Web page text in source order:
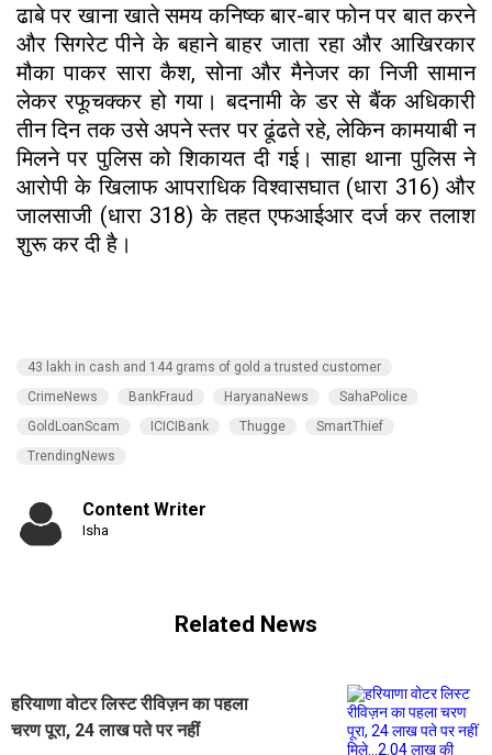
ढाबे पर खाना खाते समय कनिष्क बार-बार फोन पर बात करने
और सिगरेट पीने के बहाने बाहर जाता रहा और आखिरकार
मौका पाकर सारा कैश, सोना और मैनेजर का निजी सामान
लेकर रफूचक्कर हो गया। बदनामी के डर से बैंक अधिकारी
तीन दिन तक उसे अपने स्तर पर ढूंढते रहे, लेकिन कामयाबी न
मिलने पर पुलिस को शिकायत दी गई। साहा थाना पुलिस ने
आरोपी के खिलाफ आपराधिक विश्वासघात (धारा 316) और
जालसाजी (धारा 318) के तहत एफआईआर दर्ज कर तलाश
शुरू कर दी है।
43 lakh in cash and 144 grams of gold a trusted customer
CrimeNews
BankFraud HaryanaNews
SahaPolice
GoldLoanScam
ICICIBank Thugge
SmartThief
TrendingNews
Content Writer
Isha
Related News
हरियाणा वोटर लिस्ट रीविज़न का पहला
चरण पूरा, 24 लाख पते पर नहीं